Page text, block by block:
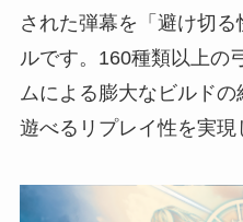
された弾幕を「避け切
ルです。160種類以上の
ムによる膨大なビルド
遊べるリプレイ性を実現